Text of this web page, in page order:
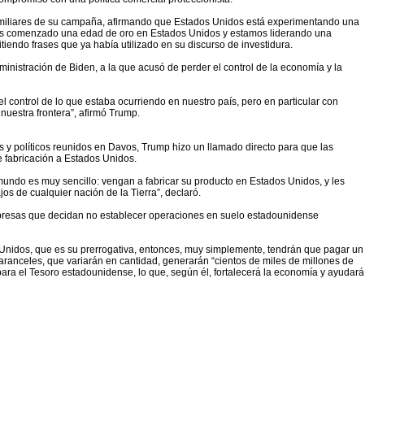
de su campaña, afirmando que Estados Unidos está experimentando una
comenzado una edad de oro en Estados Unidos y estamos liderando una
frases que ya había utilizado en su discurso de investidura.
de Biden, a la que acusó de perder el control de la economía y la
control de lo que estaba ocurriendo en nuestro país, pero en particular con
frontera”, afirmó Trump.
y políticos reunidos en Davos, Trump hizo un llamado directo para que las
a Estados Unidos.
es muy sencillo: vengan a fabricar su producto en Estados Unidos, y les
de cualquier nación de la Tierra”, declaró.
que decidan no establecer operaciones en suelo estadounidense
que es su prerrogativa, entonces, muy simplemente, tendrán que pagar un
que variarán en cantidad, generarán “cientos de miles de millones de
el Tesoro estadounidense, lo que, según él, fortalecerá la economía y ayudará